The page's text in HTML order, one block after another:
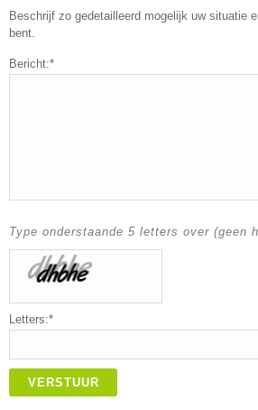
Beschrijf zo gedetailleerd mogelijk uw situatie
bent.
Bericht:*
Type onderstaande 5 letters over (geen
Letters:*
VERSTUUR